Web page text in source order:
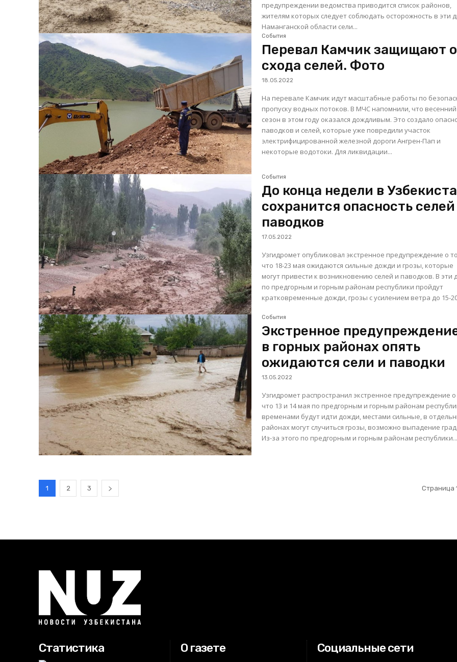
предупреждении ведомства приводится список районов,
жителям которых следует соблюдать осторожность в эти
Наманганской области сели...
События
Перевал Камчик защищают
схода селей. Фото
18.05.2022
На перевале Камчик идут масштабные работы по
пропуску водных потоков. В МЧС напомнили, что весенний
сезон в этом году оказался дождливым. Это создало
паводков и селей, которые уже повредили участок
электрифицированной железной дороги Ангрен-Пап и
некоторые водотоки. Для ликвидации...
События
До конца недели в
сохранится опасность
паводков
17.05.2022
Узгидромет опубликовал экстренное предупреждение о
что 18-23 мая ожидаются сильные дожди и грозы, которые
могут привести к возникновению селей и паводков. В эти дни
по предгорным и горным районам республики пройдут
кратковременные дожди, грозы с усилением ветра до 15-
События
Экстренное
в горных районах опять
ожидаются сели и паводки
13.05.2022
Узгидромет распространил экстренное предупреждение
что 13 и 14 мая по предгорным и горным районам
временами будут идти дожди, местами сильные, в
районах могут случиться грозы, возможно выпадение
Из-за этого по предгорным и горным районам республики...
1 2 3 Страница
Статистика О газете Социальные сети